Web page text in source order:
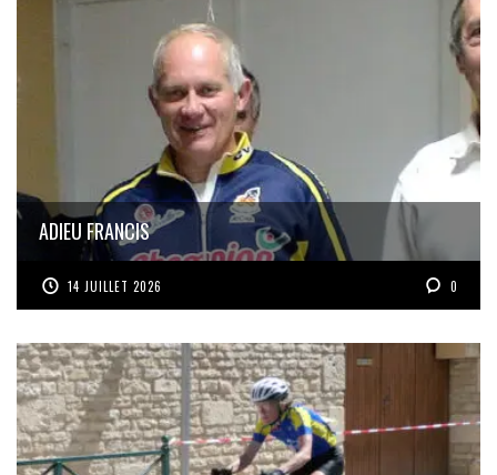
ADIEU FRANCIS
14 JUILLET 2026 0